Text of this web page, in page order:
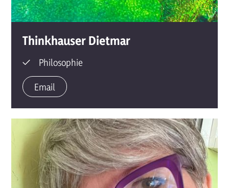
Thinkhauser Dietmar
Philosophie
Email